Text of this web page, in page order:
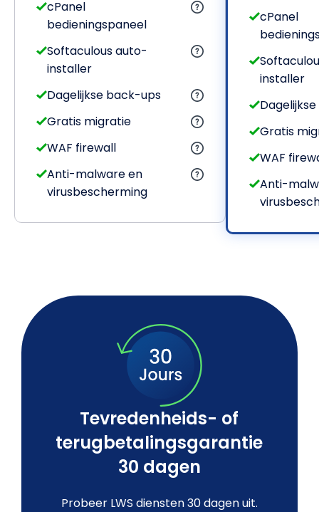
cPanel
bedieningspaneel
Softaculous auto-
installer
Dagelijkse back-ups
Gratis migratie
WAF firewall
Anti-malware en
virusbescherming
cPanel
installer
Gratis
WAF
Anti-
Tevredenheids- of
terugbetalingsgarantie
30 dagen
Probeer LWS diensten 30 dagen uit.